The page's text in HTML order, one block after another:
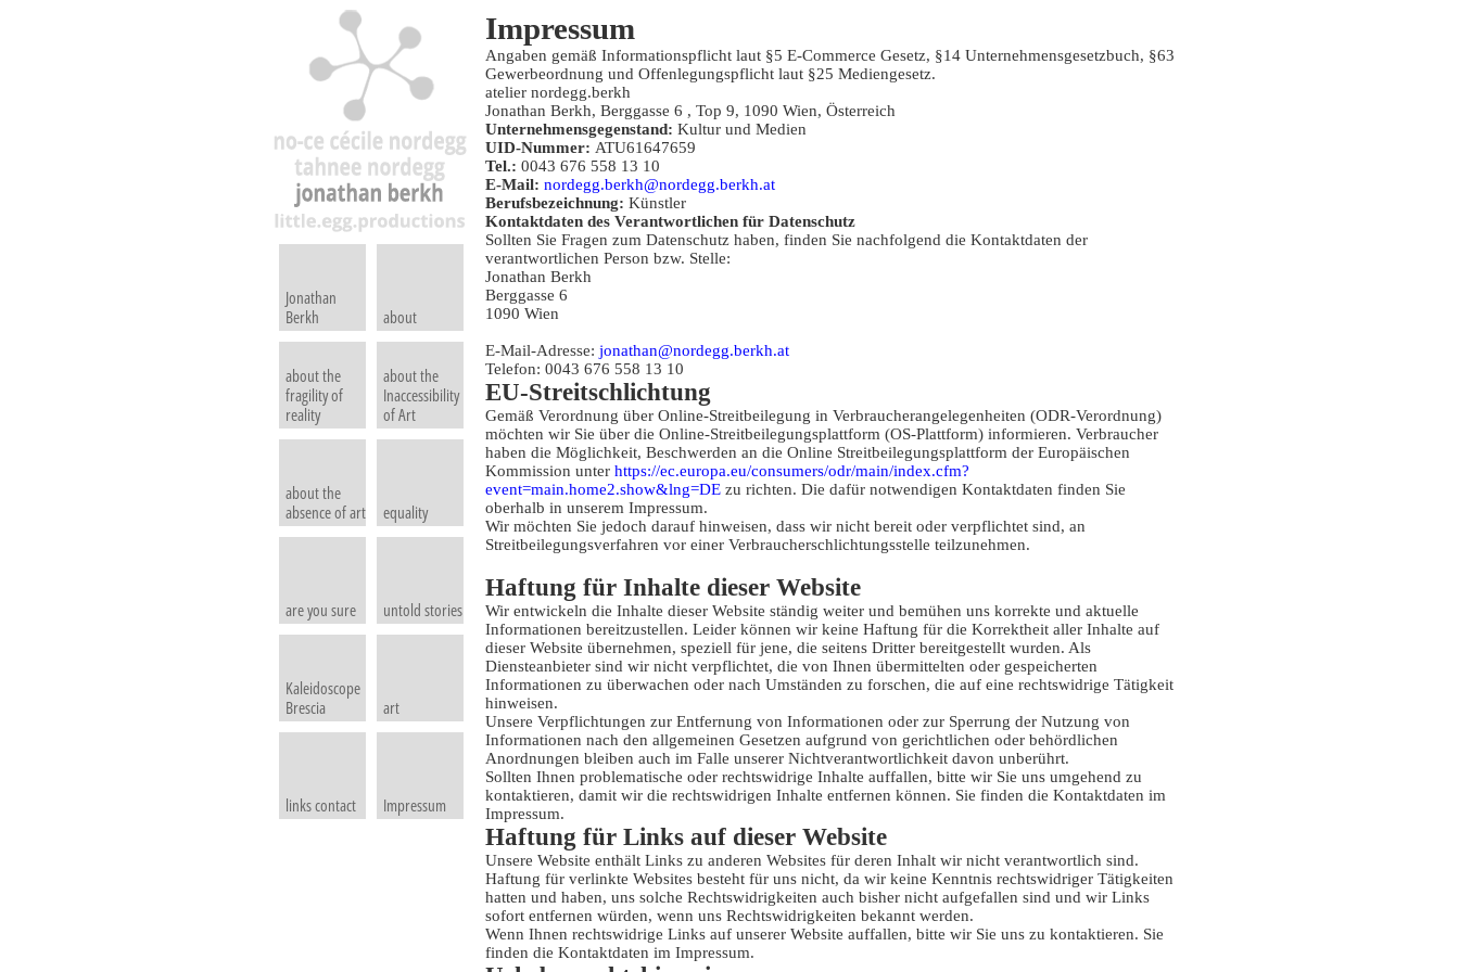
Jonathan
Berkh
about
about the
fragility of
reality
about the
Inaccessibility
of Art
about the
absence of art
equality
are you sure untold stories
Kaleidoscope
Brescia
art
links contact Impressum
Impressum
Angaben gemäß Informationspflicht laut §5 E-Commerce Gesetz, §14 Unternehmensgesetzbuch, §63
Gewerbeordnung und Offenlegungspflicht laut §25 Mediengesetz.
atelier nordegg.berkh
Jonathan Berkh, Berggasse 6 , Top 9, 1090 Wien, Österreich
Unternehmensgegenstand: Kultur und Medien
UID-Nummer: ATU61647659
Tel.: 0043 676 558 13 10
E-Mail: nordegg.berkh@nordegg.berkh.at
Berufsbezeichnung: Künstler
Kontaktdaten des Verantwortlichen für Datenschutz
Sollten Sie Fragen zum Datenschutz haben, finden Sie nachfolgend die Kontaktdaten der
verantwortlichen Person bzw. Stelle:
Jonathan Berkh
Berggasse 6
1090 Wien
E-Mail-Adresse: jonathan@nordegg.berkh.at
Telefon: 0043 676 558 13 10
EU-Streitschlichtung
Gemäß Verordnung über Online-Streitbeilegung in Verbraucherangelegenheiten (ODR-Verordnung)
möchten wir Sie über die Online-Streitbeilegungsplattform (OS-Plattform) informieren. Verbraucher
haben die Möglichkeit, Beschwerden an die Online Streitbeilegungsplattform der Europäischen
Kommission unter https://ec.europa.eu/consumers/odr/main/index.cfm?
event=main.home2.show&lng=DE zu richten. Die dafür notwendigen Kontaktdaten finden Sie
oberhalb in unserem Impressum.
Wir möchten Sie jedoch darauf hinweisen, dass wir nicht bereit oder verpflichtet sind, an
Streitbeilegungsverfahren vor einer Verbraucherschlichtungsstelle teilzunehmen.
Haftung für Inhalte dieser Website
Wir entwickeln die Inhalte dieser Website ständig weiter und bemühen uns korrekte und aktuelle
Informationen bereitzustellen. Leider können wir keine Haftung für die Korrektheit aller Inhalte auf
dieser Website übernehmen, speziell für jene, die seitens Dritter bereitgestellt wurden. Als
Diensteanbieter sind wir nicht verpflichtet, die von Ihnen übermittelten oder gespeicherten
Informationen zu überwachen oder nach Umständen zu forschen, die auf eine rechtswidrige Tätigkeit
hinweisen.
Unsere Verpflichtungen zur Entfernung von Informationen oder zur Sperrung der Nutzung von
Informationen nach den allgemeinen Gesetzen aufgrund von gerichtlichen oder behördlichen
Anordnungen bleiben auch im Falle unserer Nichtverantwortlichkeit davon unberührt.
Sollten Ihnen problematische oder rechtswidrige Inhalte auffallen, bitte wir Sie uns umgehend zu
kontaktieren, damit wir die rechtswidrigen Inhalte entfernen können. Sie finden die Kontaktdaten im
Impressum.
Haftung für Links auf dieser Website
Unsere Website enthält Links zu anderen Websites für deren Inhalt wir nicht verantwortlich sind.
Haftung für verlinkte Websites besteht für uns nicht, da wir keine Kenntnis rechtswidriger Tätigkeiten
hatten und haben, uns solche Rechtswidrigkeiten auch bisher nicht aufgefallen sind und wir Links
sofort entfernen würden, wenn uns Rechtswidrigkeiten bekannt werden.
Wenn Ihnen rechtswidrige Links auf unserer Website auffallen, bitte wir Sie uns zu kontaktieren. Sie
finden die Kontaktdaten im Impressum.